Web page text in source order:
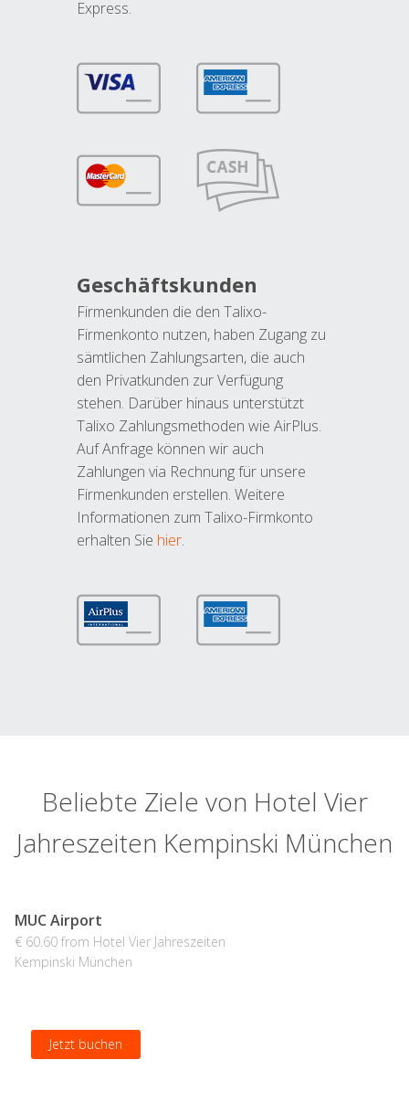
Express.
Geschäftskunden
Firmenkunden die den Talixo-
Firmenkonto nutzen, haben Zugang zu
sämtlichen Zahlungsarten, die auch
den Privatkunden zur Verfügung
stehen. Darüber hinaus unterstützt
Talixo Zahlungsmethoden wie AirPlus.
Auf Anfrage können wir auch
Zahlungen via Rechnung für unsere
Firmenkunden erstellen. Weitere
Informationen zum Talixo-Firmkonto
erhalten Sie hier.
Beliebte Ziele von Hotel Vier
Jahreszeiten Kempinski München
MUC Airport
€ 60.60 from Hotel Vier Jahreszeiten
Kempinski München
Jetzt buchen